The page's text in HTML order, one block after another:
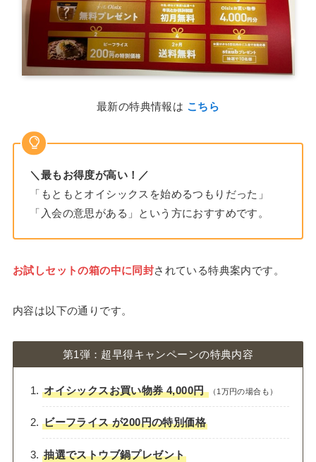
最新の特典情報は こちら
＼最もお得度が高い！／
「もともとオイシックスを始めるつもりだった」
「入会の意思がある」という方におすすめです。
お試しセットの箱の中に同封されている特典案内です。
内容は以下の通りです。
第1弾：超早得キャンペーンの特典内容
オイシックスお買い物券 4,000円（1万円の場合も）
ビーフライス が200円の特別価格
抽選でストウブ鍋プレゼント